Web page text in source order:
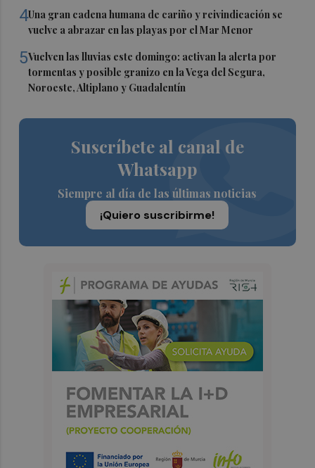
4Una gran cadena humana de cariño y reivindicación se
vuelve a abrazar en las playas por el Mar Menor
5Vuelven las lluvias este domingo: activan la alerta por
tormentas y posible granizo en la Vega del Segura,
Noroeste, Altiplano y Guadalentín
Suscríbete al canal de
Whatsapp
Siempre al día de las últimas noticias
¡Quiero suscribirme!